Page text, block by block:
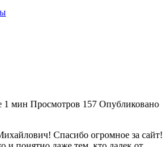
1 мин Просмотров 157 Опубликовано
Спасибо огромное за сайт!